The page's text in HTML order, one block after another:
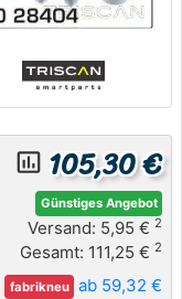
insert_chart_outlined 105,30 €
Günstiges Angebot
Versand: 5,95 € 2
Gesamt: 111,25 € 2
fabrikneu ab 59,32 €